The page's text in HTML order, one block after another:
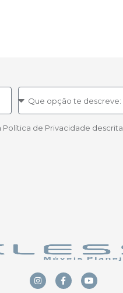
de Privacidade descrita